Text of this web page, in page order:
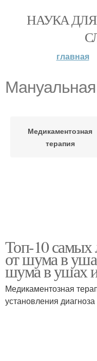
НАУКА
главная
Медикаментозная
терапия
Топ-10 самых
от шума в
шума в ушах
Медикаментозная
установления диагноза